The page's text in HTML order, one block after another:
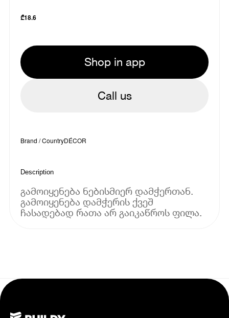
₾18.6
Shop in app
Call us
Brand / CountryDÉCOR
Description
გამოიყენება ნებისმიერ დამჭერთან.
გამოიყენება დამჭერის ქვეშ
ჩასადებად რათა არ გაიკაწროს ფილა.